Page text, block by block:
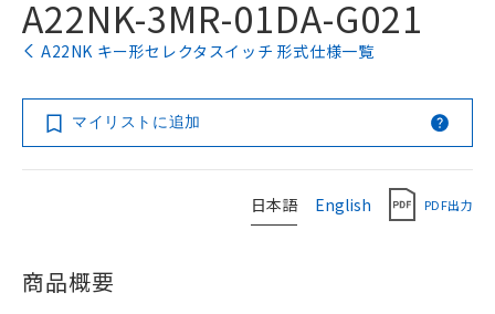
A22NK-3MR-01DA-G021
A22NK キー形セレクタスイッチ 形式仕様一覧
マイリストに追加
日本語 English PDF出力
商品概要